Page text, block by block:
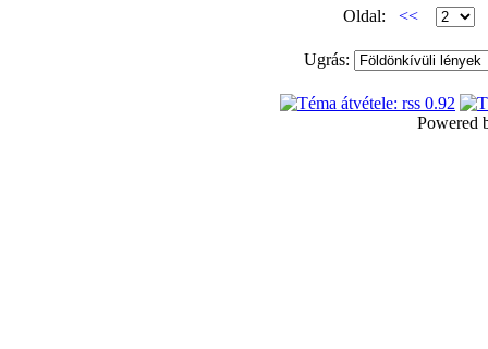
Oldal:
<<
Ugrás:
Powered